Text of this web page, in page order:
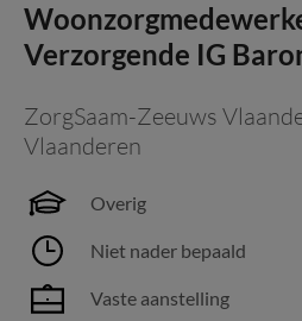
Verzorgende IG
ZorgSaam-Zeeuws
Vlaanderen
Overig
Niet nader bepaald
Vaste aanstelling